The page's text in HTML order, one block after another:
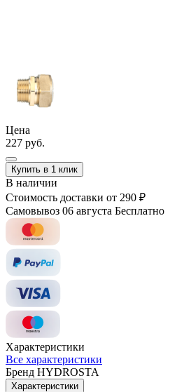
Цена
227 руб.
Купить в 1 клик
В наличии
Стоимость доставки от 290 ₽
Самовывоз 06 августа Бесплатно
Характеристики
Все характеристики
Бренд HYDROSTA
Характеристики